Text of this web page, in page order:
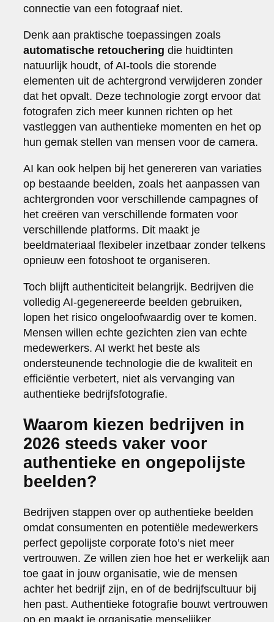
connectie van een fotograaf niet.
Denk aan praktische toepassingen zoals
automatische retouchering die huidtinten
natuurlijk houdt, of AI-tools die storende
elementen uit de achtergrond verwijderen zonder
dat het opvalt. Deze technologie zorgt ervoor dat
fotografen zich meer kunnen richten op het
vastleggen van authentieke momenten en het op
hun gemak stellen van mensen voor de camera.
AI kan ook helpen bij het genereren van variaties
op bestaande beelden, zoals het aanpassen van
achtergronden voor verschillende campagnes of
het creëren van verschillende formaten voor
verschillende platforms. Dit maakt je
beeldmateriaal flexibeler inzetbaar zonder telkens
opnieuw een fotoshoot te organiseren.
Toch blijft authenticiteit belangrijk. Bedrijven die
volledig AI-gegenereerde beelden gebruiken,
lopen het risico ongeloofwaardig over te komen.
Mensen willen echte gezichten zien van echte
medewerkers. AI werkt het beste als
ondersteunende technologie die de kwaliteit en
efficiëntie verbetert, niet als vervanging van
authentieke bedrijfsfotografie.
Waarom kiezen bedrijven in
2026 steeds vaker voor
authentieke en ongepolijste
beelden?
Bedrijven stappen over op authentieke beelden
omdat consumenten en potentiële medewerkers
perfect gepolijste corporate foto’s niet meer
vertrouwen. Ze willen zien hoe het er werkelijk aan
toe gaat in jouw organisatie, wie de mensen
achter het bedrijf zijn, en of de bedrijfscultuur bij
hen past. Authentieke fotografie bouwt vertrouwen
op en maakt je organisatie menselijker.